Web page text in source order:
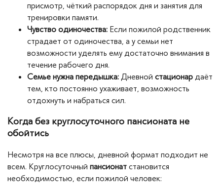
присмотр, чёткий распорядок дня и занятия для
тренировки памяти.
Чувство одиночества: Если пожилой родственник
страдает от одиночества, а у семьи нет
возможности уделять ему достаточно внимания в
течение рабочего дня.
Семье нужна передышка: Дневной стационар даёт
тем, кто постоянно ухаживает, возможность
отдохнуть и набраться сил.
Когда без круглосуточного пансионата не
обойтись
Несмотря на все плюсы, дневной формат подходит не
всем. Круглосуточный пансионат становится
необходимостью, если пожилой человек: